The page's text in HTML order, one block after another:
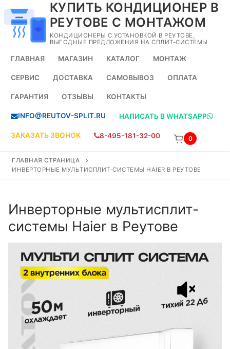
содержимому
КУПИТЬ КОНДИЦИОНЕР В
РЕУТОВЕ С МОНТАЖОМ
КОНДИЦИОНЕРЫ С УСТАНОВКОЙ В РЕУТОВЕ,
ВЫГОДНЫЕ ПРЕДЛОЖЕНИЯ НА СПЛИТ-СИСТЕМЫ
ГЛАВНАЯ МАГАЗИН КАТАЛОГ МОНТАЖ
СЕРВИС ДОСТАВКА САМОВЫВОЗ ОПЛАТА
ГАРАНТИЯ ОТЗЫВЫ КОНТАКТЫ
INFO@REUTOV-SPLIT.RU НАПИСАТЬ В WHATSAPP
ЗАКАЗАТЬ ЗВОНОК 8-495-181-32-00 0
ГЛАВНАЯ СТРАНИЦА
ИНВЕРТОРНЫЕ МУЛЬТИСПЛИТ-СИСТЕМЫ HAIER В РЕУТОВЕ
Инверторные мультисплит-
системы Haier в Реутове